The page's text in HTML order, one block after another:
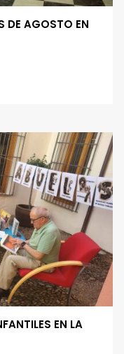
DE AGOSTO EN
EN LA